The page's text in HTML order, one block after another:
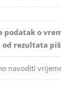
o
rezultata
navoditi